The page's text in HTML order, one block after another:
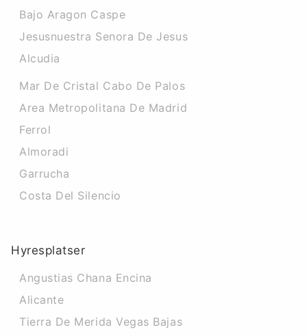
Bajo Aragon Caspe
Jesusnuestra Senora De Jesus
Alcudia
Mar De Cristal Cabo De Palos
Area Metropolitana De Madrid
Ferrol
Almoradi
Garrucha
Costa Del Silencio
Hyresplatser
Angustias Chana Encina
Alicante
Tierra De Merida Vegas Bajas